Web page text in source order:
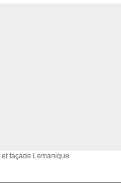
et façade Lemanique